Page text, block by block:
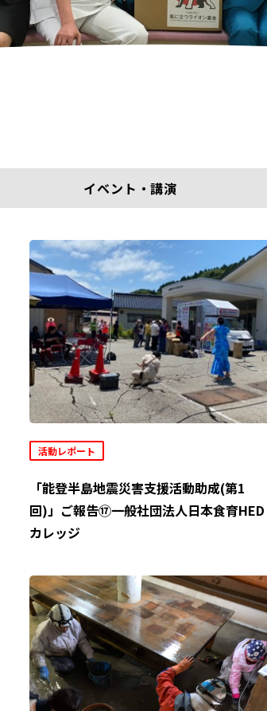
イベント・講演
活動レポート
「能登半島地震災害支援活動助成(第1
回)」ご報告⑰一般社団法人日本食育HED
カレッジ